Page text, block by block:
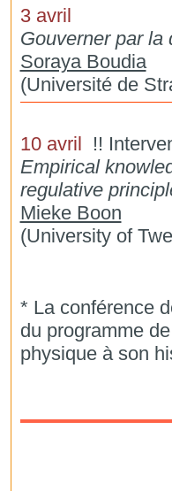
3 avril
Gouverner par la
Soraya Boudia
(Université de
10 avril !!
Empirical
regulative
Mieke Boon
(University of
* La conférence
du programme
physique à son